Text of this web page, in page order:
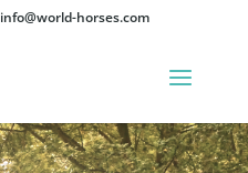
info@world-horses.com